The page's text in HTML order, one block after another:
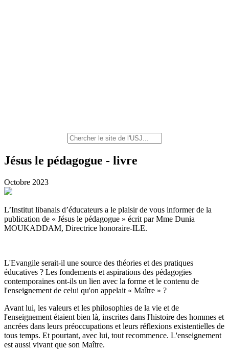
Jésus le pédagogue - livre
Octobre 2023
L’Institut libanais d’éducateurs a le plaisir de vous informer de la
publication de « Jésus le pédagogue » écrit par Mme Dunia
MOUKADDAM, Directrice honoraire-ILE.
L'Evangile serait-il une source des théories et des pratiques
éducatives ? Les fondements et aspirations des pédagogies
contemporaines ont-ils un lien avec la forme et le contenu de
l'enseignement de celui qu'on appelait « Maître » ?
Avant lui, les valeurs et les philosophies de la vie et de
l'enseignement étaient bien là, inscrites dans l'histoire des hommes et
ancrées dans leurs préoccupations et leurs réflexions existentielles de
tous temps. Et pourtant, avec lui, tout recommence. L'enseignement
est aussi vivant que son Maître.